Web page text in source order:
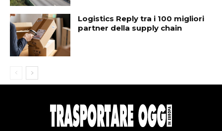
Logistics Reply tra i 100 migliori
partner della supply chain